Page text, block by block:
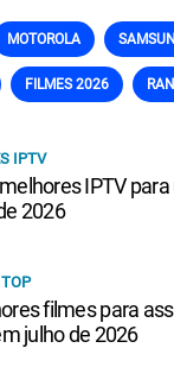
MOTOROLA
FILMES 2026
IPTV
IPTV
2026
filmes para
julho de 2026